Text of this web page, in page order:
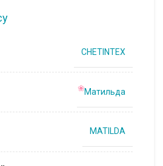
CHETINTEX
Матильда
MATILDA